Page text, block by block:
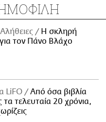
H σκληρή
τον Πάνο Βλάχο
LiFO
Από όσα βιβλία
τα τελευταία 20 χρόνια,